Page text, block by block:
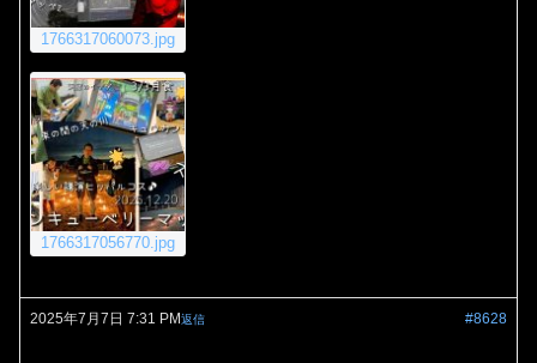
1766317060073.jpg
1766317056770.jpg
2025年7月7日 7:31 PM #8628
返信